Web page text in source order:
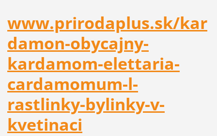
www.prirodaplus.sk/kar
damon-obycajny-
kardamom-elettaria-
cardamomum-l-
rastlinky-bylinky-v-
kvetinaci